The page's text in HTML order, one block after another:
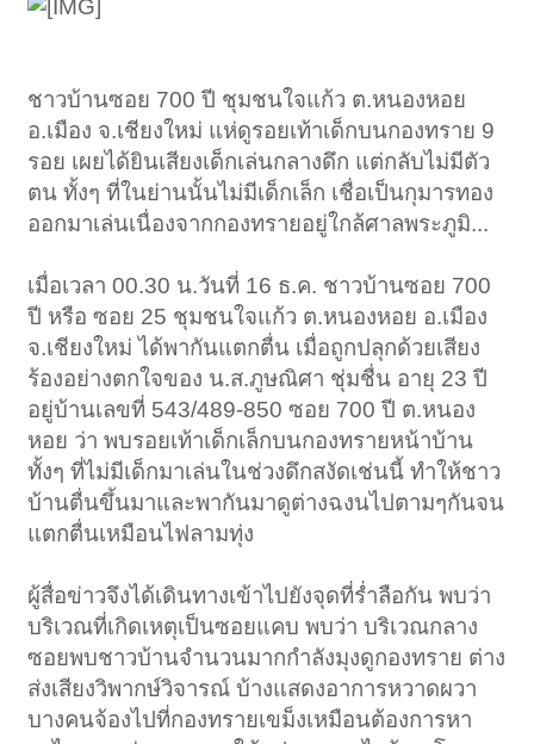
ชาวบ้านซอย 700 ปี ชุมชนใจแก้ว ต.หนองหอย
อ.เมือง จ.เชียงใหม่ แห่ดูรอยเท้าเด็กบนกองทราย 9
รอย เผยได้ยินเสียงเด็กเล่นกลางดึก แต่กลับไม่มีตัว
ตน ทั้งๆ ที่ในย่านนั้นไม่มีเด็กเล็ก เชื่อเป็นกุมารทอง
ออกมาเล่นเนื่องจากกองทรายอยู่ใกล้ศาลพระภูมิ...
เมื่อเวลา 00.30 น.วันที่ 16 ธ.ค. ชาวบ้านซอย 700
ปี หรือ ซอย 25 ชุมชนใจแก้ว ต.หนองหอย อ.เมือง
จ.เชียงใหม่ ได้พากันแตกตื่น เมื่อถูกปลุกด้วยเสียง
ร้องอย่างตกใจของ น.ส.ภูษณิศา ชุ่มชื่น อายุ 23 ปี
อยู่บ้านเลขที่ 543/489-850 ซอย 700 ปี ต.หนอง
หอย ว่า พบรอยเท้าเด็กเล็กบนกองทรายหน้าบ้าน
ทั้งๆ ที่ไม่มีเด็กมาเล่นในช่วงดึกสงัดเช่นนี้ ทำให้ชาว
บ้านตื่นขึ้นมาและพากันมาดูต่างฉงนไปตามๆกันจน
แตกตื่นเหมือนไฟลามทุ่ง
ผู้สื่อข่าวจึงได้เดินทางเข้าไปยังจุดที่ร่ำลือกัน พบว่า
บริเวณที่เกิดเหตุเป็นซอยแคบ พบว่า บริเวณกลาง
ซอยพบชาวบ้านจำนวนมากกำลังมุงดูกองทราย ต่าง
ส่งเสียงวิพากษ์วิจารณ์ บ้างแสดงอาการหวาดผวา
บางคนจ้องไปที่กองทรายเขม็งเหมือนต้องการหา